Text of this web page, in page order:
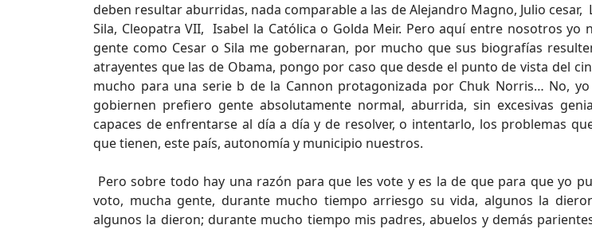
deben resultar aburridas, nada comparable a las de Alejandro Magno, Julio cesar,
Sila, Cleopatra VII, Isabel la Católica o Golda Meir. Pero aquí entre nosotros yo
gente como Cesar o Sila me gobernaran, por mucho que sus biografías
atrayentes que las de Obama, pongo por caso que desde el punto de vista del
mucho para una serie b de la Cannon protagonizada por Chuk Norris… No,
gobiernen prefiero gente absolutamente normal, aburrida, sin excesivas
capaces de enfrentarse al día a día y de resolver, o intentarlo, los problemas
que tienen, este país, autonomía y municipio nuestros.
Pero sobre todo hay una razón para que les vote y es la de que para que yo
voto, mucha gente, durante mucho tiempo arriesgo su vida, algunos la
algunos la dieron; durante mucho tiempo mis padres, abuelos y demás